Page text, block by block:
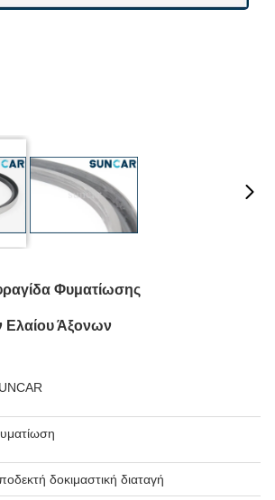
Φυματίωσης
Άξονων
δοκιμαστική διαταγή